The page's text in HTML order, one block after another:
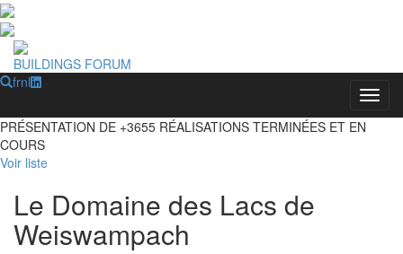
BUILDINGS FORUM
frnl
PRÉSENTATION DE +3655 RÉALISATIONS TERMINÉES ET EN
COURS
Voir liste
Le Domaine des Lacs de
Weiswampach